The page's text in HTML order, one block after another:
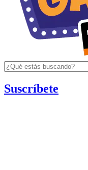
Suscríbete